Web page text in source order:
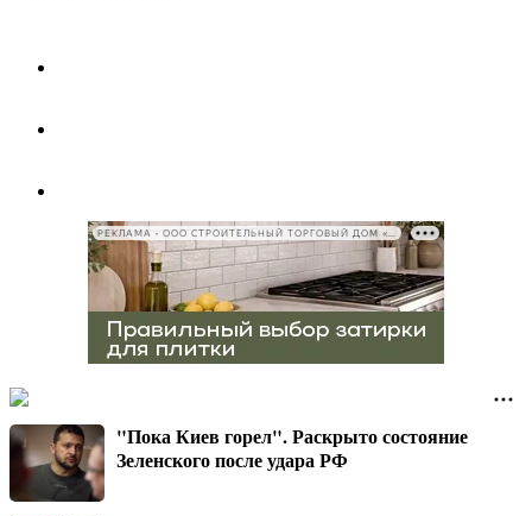
РЕКЛАМА • ООО СТРОИТЕЛЬНЫЙ ТОРГОВЫЙ ДОМ «ПЕТРОВИЧ», ИНН 7802348846
"Пока Киев горел". Раскрыто состояние
Зеленского после удара РФ